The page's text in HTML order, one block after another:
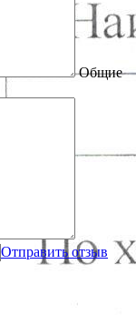
Общие
Отправить отзыв